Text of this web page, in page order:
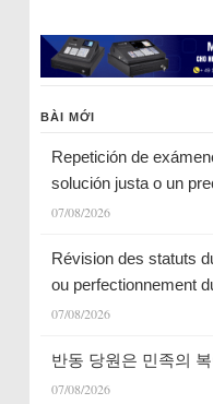
BÀI MỚI
Repetición de
solución justa o un
07/08/2026
Révision des statuts
ou perfectionnement
07/08/2026
반동 당원은 민족의
07/08/2026